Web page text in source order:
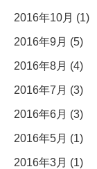
2016年10月 (1)
2016年9月 (5)
2016年8月 (4)
2016年7月 (3)
2016年6月 (3)
2016年5月 (1)
2016年3月 (1)